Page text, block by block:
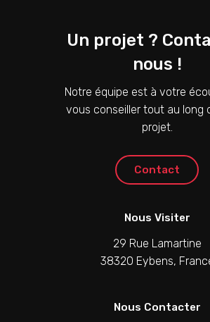
Un projet ?
nous !
Notre équipe est à votre
vous conseiller tout au long
projet.
Contact
Nous Visiter
29 Rue Lamartine
38320 Eybens,
Nous Contacter